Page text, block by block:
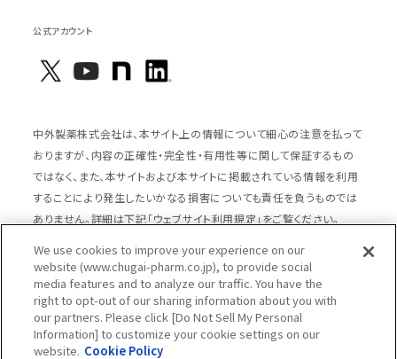
公式アカウント
中外製薬株式会社は、本サイト上の情報について細心の注意を払って
おりますが、内容の正確性・完全性・有用性等に関して保証するもの
ではなく、また、本サイトおよび本サイトに掲載されている情報を利用
することにより発生したいかなる損害についても責任を負うものでは
ありません。詳細は下記「ウェブサイト利用規定」をご覧ください。
サイトマップ
ウェブサイト利用規定
個人情報の取扱いのご案内
ソーシャルメディアポリシー
推奨閲覧環境
ウェブアクセシビリティ対応
We use cookies to improve your experience on our
website (www.chugai-pharm.co.jp), to provide social
media features and to analyze our traffic. You have the
right to opt-out of our sharing information about you with
our partners. Please click [Do Not Sell My Personal
Information] to customize your cookie settings on our
website. Cookie Policy